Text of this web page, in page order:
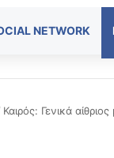
NETWORK
Καιρός: Γενικά